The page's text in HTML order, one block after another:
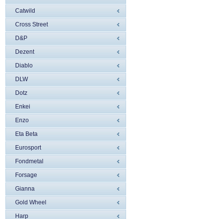
Catwild
Cross Street
D&P
Dezent
Diablo
DLW
Dotz
Enkei
Enzo
Eta Beta
Eurosport
Fondmetal
Forsage
Gianna
Gold Wheel
Harp